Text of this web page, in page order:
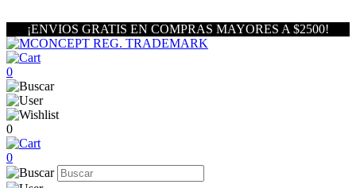
¡ENVIOS GRATIS EN COMPRAS MAYORES A $2500!
0
0
0